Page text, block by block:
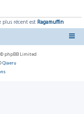
plus récent est Ragamuffin
phpBB Limited
Qiaeru